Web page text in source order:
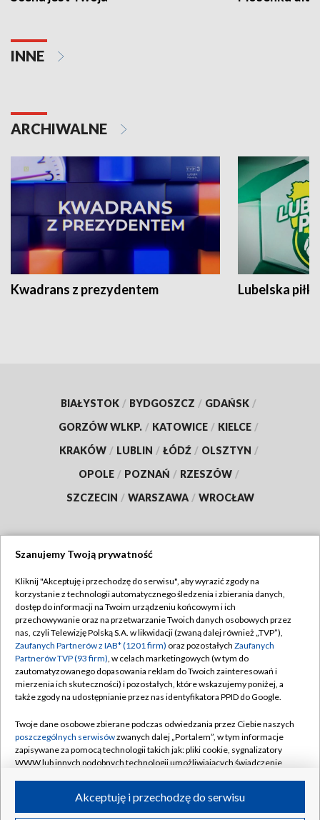
INNE
ARCHIWALNE
Kwadrans z prezydentem Lubelska piłka
BIAŁYSTOK / BYDGOSZCZ / GDAŃSK /
GORZÓW WLKP. / KATOWICE / KIELCE /
KRAKÓW / LUBLIN / ŁÓDŹ / OLSZTYN /
OPOLE / POZNAŃ / RZESZÓW /
SZCZECIN / WARSZAWA / WROCŁAW
TVP
Abonament TVP
Emisja w TVP
Centrum informacji TVP
Naziemna Telewizja Cyfrowa
Rada Programowa
System NOS
Informacje o nadawcy
Program dla prasy
Regulamin TVP
Polityka prywatności
Moje zgody
Pomoc
Kontakt
Kanały
Szanujemy Twoją prywatność
Kliknij "Akceptuję i przechodzę do serwisu", aby wyrazić zgody na
korzystanie z technologii automatycznego śledzenia i zbierania danych,
dostęp do informacji na Twoim urządzeniu końcowym i ich
przechowywanie oraz na przetwarzanie Twoich danych osobowych przez
nas, czyli Telewizję Polską S.A. w likwidacji (zwaną dalej również „TVP”),
Zaufanych Partnerów z IAB* (1201 firm) oraz pozostałych Zaufanych
Partnerów TVP (93 firm), w celach marketingowych (w tym do
zautomatyzowanego dopasowania reklam do Twoich zainteresowań i
mierzenia ich skuteczności) i pozostałych, które wskazujemy poniżej, a
także zgody na udostępnianie przez nas identyfikatora PPID do Google.
Twoje dane osobowe zbierane podczas odwiedzania przez Ciebie naszych
poszczególnych serwisówzwanych dalej „Portalem”, w tym informacje
zapisywane za pomocą technologii takich jak: pliki cookie, sygnalizatory
WWW lub innych podobnych technologii umożliwiających świadczenie
ruchu w Internecie.Akceptuję i przechodzę do serwisu